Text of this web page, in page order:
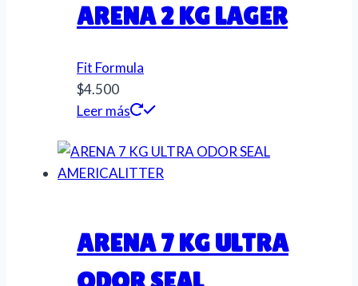
ARENA 2 KG LAGER
Fit Formula
$4.500
Leer más
ARENA 7 KG ULTRA